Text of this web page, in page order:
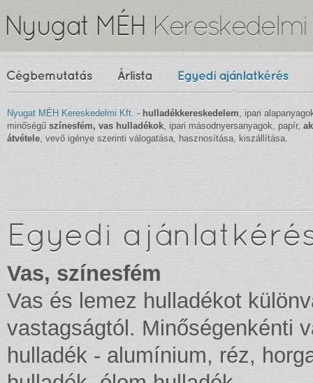
Nyugat MÉH Kereskedelmi Kft. - hulladékkereskedelem, ipari
minőségű színesfém, vas hulladékok, ipari másodnyersanyagok, papír,
átvétele, vevő igénye szerinti válogatása, hasznosítása, kiszállítása.
Vas, színesfém
Vas és lemez hulladékot
vastagságtól. Minőségenkénti
hulladék - alumínium, réz,